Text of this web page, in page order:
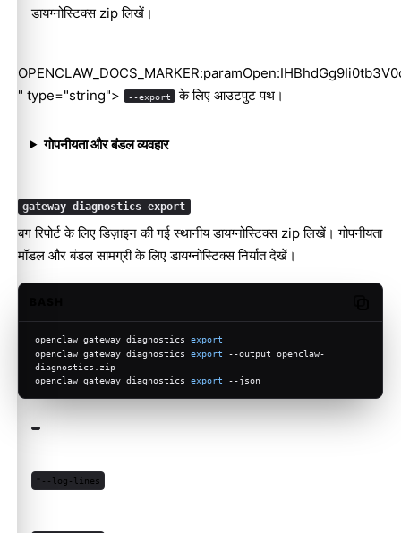
डायग्नोस्टिक्स zip लिखें।
" type="string">
--export के लिए आउटपुट पथ।
गोपनीयता और बंडल व्यवहार
gateway diagnostics export
बग रिपोर्ट के लिए डिज़ाइन की गई स्थानीय डायग्नोस्टिक्स zip लिखें। गोपनीयता
मॉडल और बंडल सामग्री के लिएडायग्नोस्टिक्स निर्यातदेखें।
openclaw gateway diagnostics export
openclaw gateway diagnostics export --output openclaw-
diagnostics.zip
openclaw gateway diagnostics export --json
"--log-lines